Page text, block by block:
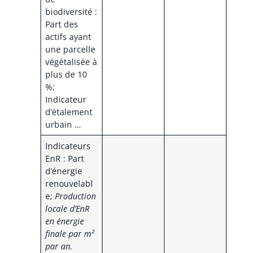
biodiversité :
Part des
actifs ayant
une parcelle
végétalisée à
plus de 10
%;
Indicateur
d’étalement
urbain …
Indicateurs
EnR : Part
d’énergie
renouvelabl
e;Production
locale d’EnR
en énergie
finale par m²
par an.